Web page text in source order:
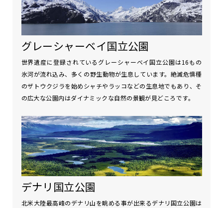
グレーシャーベイ国立公園
世界遺産に登録されているグレーシャーベイ国立公園は16もの
氷河が流れ込み、多くの野生動物が生息しています。絶滅危惧種
のザトウクジラを始めシャチやラッコなどの生息地でもあり、そ
の広大な公園内はダイナミックな自然の景観が見どころです。
デナリ国立公園
北米大陸最高峰のデナリ山を眺める事が出来るデナリ国立公園は